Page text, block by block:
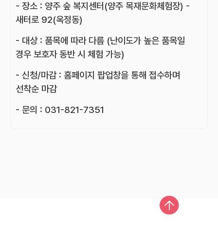
- 장소 : 양주 숲 복지센터(양주 목재문화체험장) -
새터로 92(옥정동)
- 대상 : 품목에 따라 다름 (난이도가 높은 품목일
경우 보호자 동반 시 체험 가능)
- 신청/마감 : 홈페이지 팝업창을 통해 접수하며
선착순 마감
- 문의 : 031-821-7351